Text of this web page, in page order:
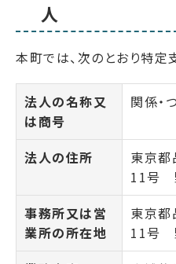
人
本町では、次のとおり特定
法人の名称又
は商号
関係・
法人の住所
東京
11号
事務所又は営
業所の所在地
東京
11号